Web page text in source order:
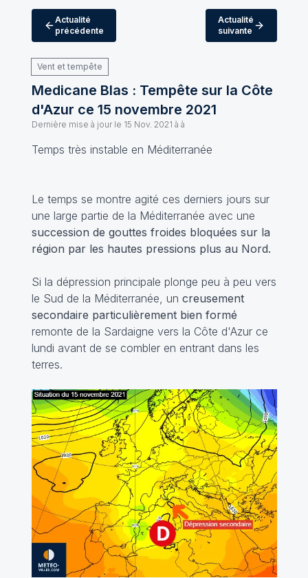
Actualité
précédente
Actualité
suivante
Vent et tempête
Medicane Blas : Tempête sur la Côte
d'Azur ce 15 novembre 2021
Dernière mise à jour le 15 Nov. 2021 à à
Temps très instable en Méditerranée
Le temps se montre agité ces derniers jours sur
une large partie de la Méditerranée avec une
succession de gouttes froides bloquées sur la
région par les hautes pressions plus au Nord.
Si la dépression principale plonge peu à peu vers
le Sud de la Méditerranée, un creusement
secondaire particulièrement bien formé
remonte de la Sardaigne vers la Côte d'Azur ce
lundi avant de se combler en entrant dans les
terres.